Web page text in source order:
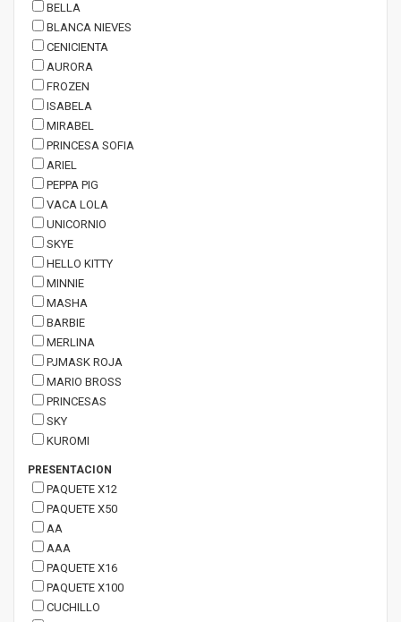
BELLA
BLANCA NIEVES
CENICIENTA
AURORA
FROZEN
ISABELA
MIRABEL
PRINCESA SOFIA
ARIEL
PEPPA PIG
VACA LOLA
UNICORNIO
SKYE
HELLO KITTY
MINNIE
MASHA
BARBIE
MERLINA
PJMASK ROJA
MARIO BROSS
PRINCESAS
SKY
KUROMI
PRESENTACION
PAQUETE X12
PAQUETE X50
AA
AAA
PAQUETE X16
PAQUETE X100
CUCHILLO